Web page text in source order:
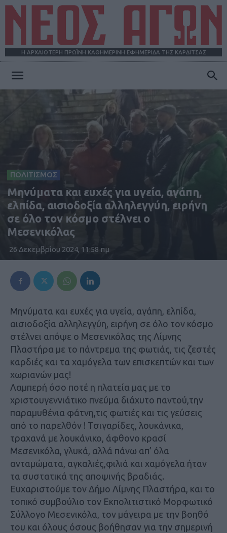
Η ΑΡΧΑΙΟΤΕΡΗ ΠΡΩΪΝΗ ΚΑΘΗΜΕΡΙΝΗ ΕΦΗΜΕΡΙΔΑ ΤΗΣ ΚΑΡΔΙΤΣΑΣ
ΠΟΛΙΤΙΣΜΟΣ
Μηνύματα και ευχές για υγεία, αγάπη,
ελπίδα, αισιοδοξία αλληλεγγύη, ειρήνη
σε όλο τον κόσμο στέλνει ο
Μεσενικόλας
26 Δεκεμβρίου 2024, 11:58 πμ
Μηνύματα και ευχές για υγεία, αγάπη, ελπίδα,
αισιοδοξία αλληλεγγύη, ειρήνη σε όλο τον κόσμο
στέλνει απόψε ο Μεσενικόλας της Λίμνης
Πλαστήρα με το πάντρεμα της φωτιάς, τις ζεστές
καρδιές και τα χαμόγελα των επισκεπτών και των
χωριανών μας!
Λαμπερή όσο ποτέ η πλατεία μας με το
χριστουγεννιάτικο πνεύμα διάχυτο παντού,την
παραμυθένια φάτνη,τις φωτιές και τις γεύσεις
από το παρελθόν ! Τσιγαρίδες, λουκάνικα,
τραχανά με λουκάνικο, άφθονο κρασί
Μεσενικόλα, γλυκά, αλλά πάνω απ’ όλα
ανταμώματα, αγκαλιές,φιλιά και χαμόγελα ήταν
τα συστατικά της αποψινής βραδιάς.
Ευχαριστούμε τον Δήμο Λίμνης Πλαστήρα, και το
τοπικό συμβούλιο τον Εκπολιτιστικό Μορφωτικό
Σύλλογο Μεσενικόλα, τον μάγειρα με την βοηθό
του και όλους όσους βοήθησαν για την σημερινή